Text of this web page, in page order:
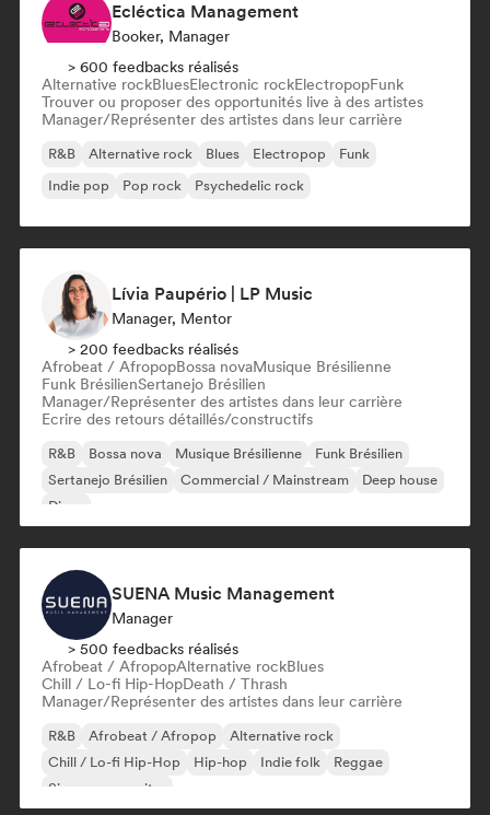
Ecléctica Management
Booker, Manager
> 600 feedbacks réalisés
Alternative rockBluesElectronic rockElectropopFunk
Trouver ou proposer des opportunités live à des artistes
Manager/Représenter des artistes dans leur carrière
R&B Alternative rock Blues Electropop
Funk
Indie pop
Pop rock Psychedelic rock
Lívia Paupério | LP Music
Manager, Mentor
> 200 feedbacks réalisés
Afrobeat / AfropopBossa novaMusique Brésilienne
Funk BrésilienSertanejo Brésilien
Manager/Représenter des artistes dans leur carrière
Ecrire des retours détaillés/constructifs
R&B Bossa nova Musique Brésilienne
Funk Brésilien
Sertanejo Brésilien
Commercial / Mainstream
Deep house
Disco
SUENA Music Management
Manager
> 500 feedbacks réalisés
Afrobeat / AfropopAlternative rockBlues
Chill / Lo-fi Hip-HopDeath / Thrash
Manager/Représenter des artistes dans leur carrière
R&B Afrobeat / Afropop
Alternative rock
Chill / Lo-fi Hip-Hop
Hip-hop Indie folk
Reggae
Singer-songwriter